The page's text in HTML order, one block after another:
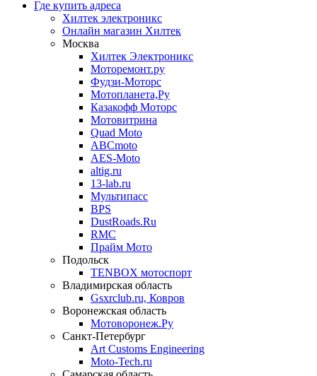
Где купить адреса
Хилтек электроникс
Онлайн магазин Хилтек
Москва
Хилтек Электроникс
Моторемонт.ру
Фудзи-Моторс
Мотопланета,Ру
Казакофф Моторс
Мотовитрина
Quad Moto
ABCmoto
AES-Moto
altig.ru
13-lab.ru
Мультипасс
BPS
DustRoads.Ru
RMC
Прайм Мото
Подольск
TENBOX мотоспорт
Владимирская область
Gsxrclub.ru, Ковров
Воронежская область
Мотоворонеж.Ру
Санкт-Петербург
Art Customs Engineering
Moto-Tech.ru